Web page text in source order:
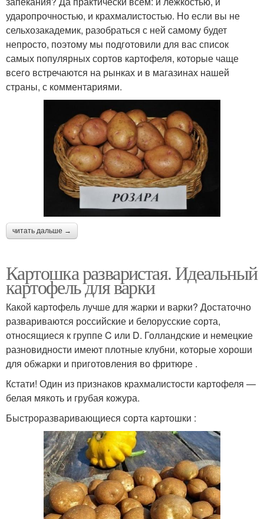
ударопрочностью, и крахмалистостью. Но если вы не
сельхозакадемик, разобраться с ней самому будет
непросто, поэтому мы подготовили для вас список
самых популярных сортов картофеля, которые чаще
всего встречаются на рынках и в магазинах нашей
страны, с комментариями.
читать дальше →
Картошка разваристая. Идеальный
картофель для варки
Какой картофель лучше для жарки и варки? Достаточно
развариваются российские и белорусские сорта,
относящиеся к группе C или D. Голландские и немецкие
разновидности имеют плотные клубни, которые хороши
для обжарки и приготовления во фритюре .
Кстати! Один из признаков крахмалистости картофеля —
белая мякоть и грубая кожура.
Быстроразваривающиеся сорта картошки :